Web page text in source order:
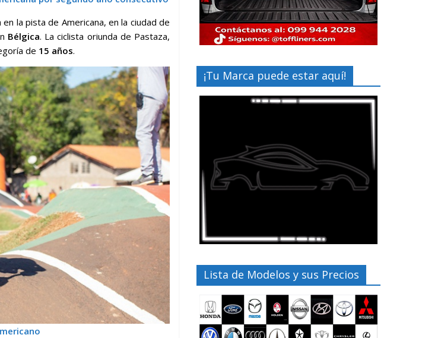
la pista de Americana, en la ciudad de
Bélgica. La ciclista oriunda de Pastaza,
de 15 años.
¡Tu Marca puede estar aquí!
Lista de Modelos y sus Precios